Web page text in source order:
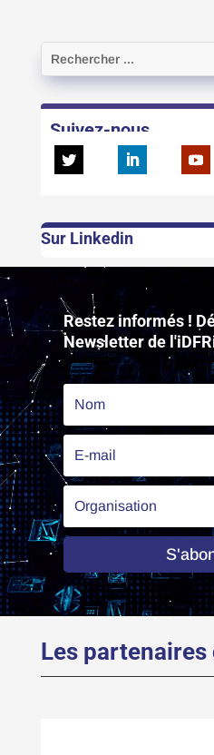
Suivez-nous
Sur Linkedin
Lecteur
Restez informés !
Newsletter de
Les partenaires